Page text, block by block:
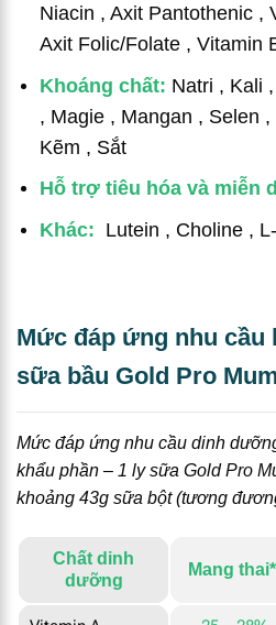
Niacin , Axit Pantothenic,
Axit Folic/Folate, Vitamin
Khoáng chất: Natri , Kali ,
, Magie, Mangan , Selen ,
Kẽm , Sắt
Hỗ trợ tiêu hóa và miễn
Khác: Lutein , Choline,
Mức đáp ứng nhu cầu
sữa bầu Gold Pro
Mức đáp ứng nhu cầu dinh
khẩu phần – 1 ly sữa Gold Pro
khoảng 43g sữa bột (tương
Chất dinh
dưỡng
Mang